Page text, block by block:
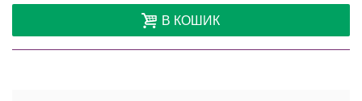
В КОШИК